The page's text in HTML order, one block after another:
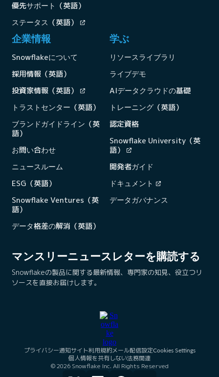
マンスリーニュースレターを購読する
Snowflakeの製品に関する最新情報、専門家の知見、役立つリ
ソースを直接お届けします。
優先サポート（英語）
ステータス（英語）
企業情報
Snowflakeについて
採用情報（英語）
投資家情報（英語）
トラストセンター（英語）
ブランドガイドライン（英
語）
お問い合わせ
ニュースルーム
ESG（英語）
Snowflake Ventures（英
語）
データ格差の解消（英語）
学ぶ
リソースライブラリ
ライブデモ
AIデータクラウドの基礎
トレーニング（英語）
認定資格
Snowflake University（英
語）
開発者ガイド
ドキュメント
データガバナンス
プライバシー通知サイト利用規約メール配信設定Cookies Settings
個人情報を共有しない法務関連
© 2026 Snowflake Inc. All Rights Reserved